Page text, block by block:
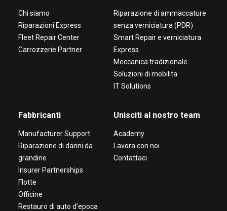
Chi siamo
Riparazioni Express
Fleet Repair Center
Carrozzerie Partner
Riparazione di ammaccature
senza verniciatura (PDR)
Smart Repair e verniciatura
Express
Meccanica tradizionale
Soluzioni di mobilita
IT Solutions
Fabbricanti
Manufacturer Support
Riparazione di danni da
grandine
Insurer Partnerships
Flotte
Officine
Restauro di auto d’epoca
Unisciti al nostro team
Academy
Lavora con noi
Contattaci